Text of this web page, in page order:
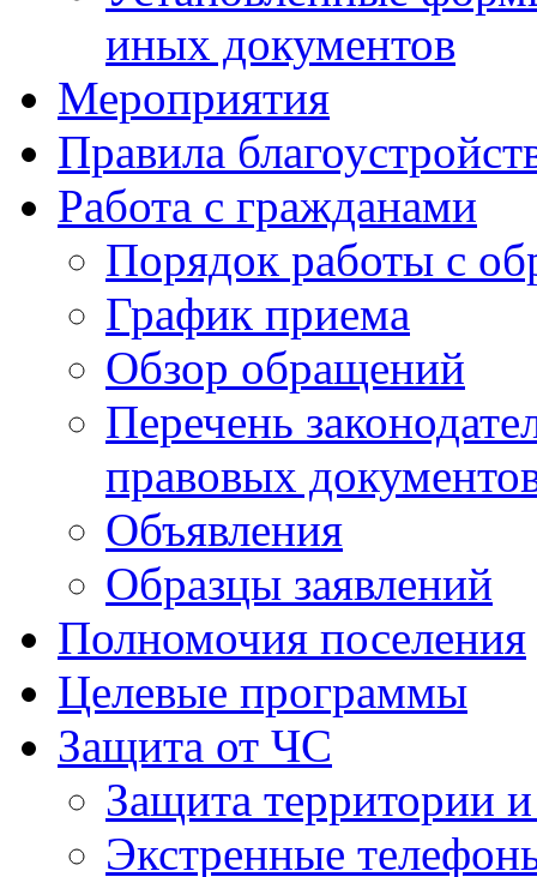
иных документов
Мероприятия
Правила
Работа с гражданами
Порядок работы с
График приема
Обзор обращений
Перечень
правовых
Объявления
Образцы заявлений
Полномочия поселения
Целевые программы
Защита от ЧС
Защита территории
Экстренные